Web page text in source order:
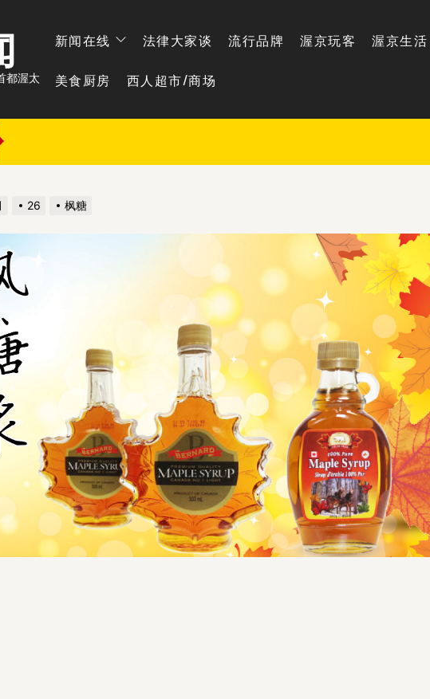
都渥太
新闻在线 法律大家谈 流行品牌 渥京玩客 渥京生活
美食厨房 西人超市/商场
26 枫糖